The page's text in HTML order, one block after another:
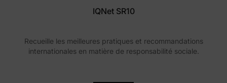
IQNet SR10
Recueille les meilleures pratiques et recommandations
internationales en matière de responsabilité sociale.